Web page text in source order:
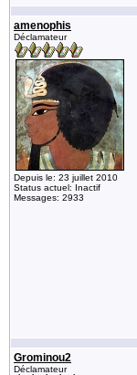
amenophis
Déclamateur
Depuis le: 23 juillet 2010
Status actuel: Inactif
Messages: 2933
Grominou2
Déclamateur